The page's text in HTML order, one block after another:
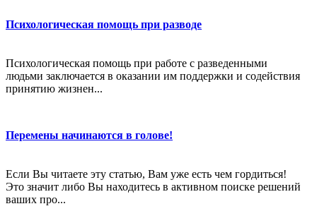
Психологическая помощь при разводе
Психологическая помощь при работе с разведенными
людьми заключается в оказании им поддержки и содействия
принятию жизнен...
Перемены начинаются в голове!
Если Вы читаете эту статью, Вам уже есть чем гордиться!
Это значит либо Вы находитесь в активном поиске решений
ваших про...